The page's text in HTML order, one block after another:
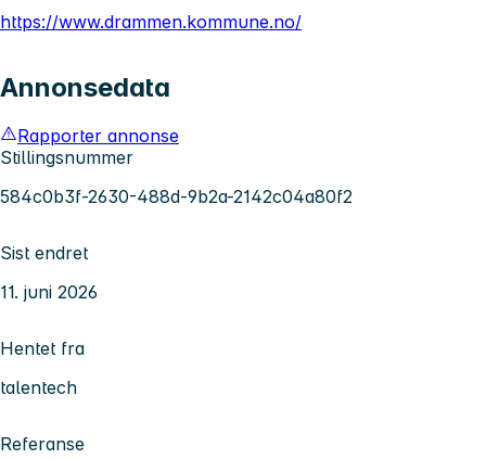
https://www.drammen.kommune.no/
Annonsedata
Rapporter annonse
Stillingsnummer
584c0b3f-2630-488d-9b2a-2142c04a80f2
Sist endret
11. juni 2026
Hentet fra
talentech
Referanse